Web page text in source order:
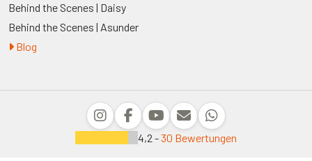
Behind the Scenes | Daisy
Behind the Scenes | Asunder
Blog
4,2 -30 Bewertungen